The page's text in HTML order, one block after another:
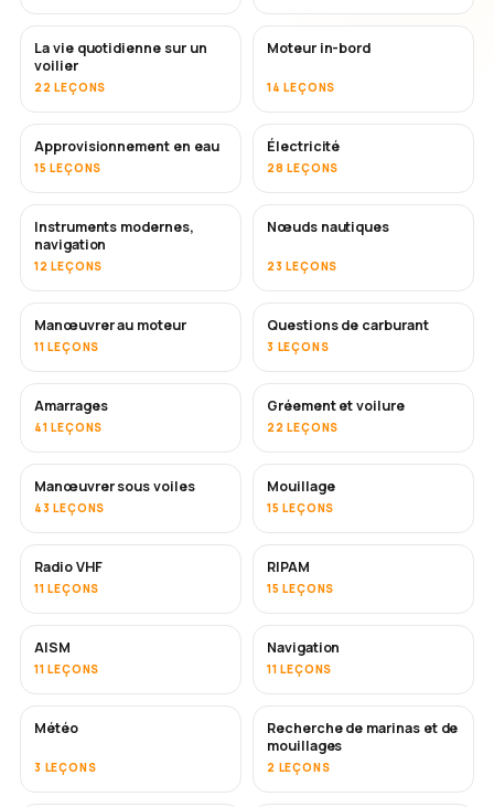
La vie quotidienne sur un
voilier
22 LEÇONS
Moteur in-bord
14 LEÇONS
Approvisionnement en eau
15 LEÇONS
Électricité
28 LEÇONS
Instruments modernes,
navigation
12 LEÇONS
Nœuds nautiques
23 LEÇONS
Manœuvrer au moteur
11 LEÇONS
Questions de carburant
3 LEÇONS
Amarrages
41 LEÇONS
Gréement et voilure
22 LEÇONS
Manœuvrer sous voiles
43 LEÇONS
Mouillage
15 LEÇONS
Radio VHF
11 LEÇONS
RIPAM
15 LEÇONS
AISM
11 LEÇONS
Navigation
11 LEÇONS
Météo
3 LEÇONS
Recherche de marinas et de
mouillages
2 LEÇONS